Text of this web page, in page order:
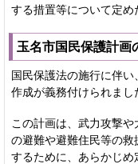
する措置等について定め
玉名市国民保護計画
国民保護法の施行に伴
作成が義務付けられまし
この計画は、武力攻撃
の避難や避難住民等の
するために、あらかじめ